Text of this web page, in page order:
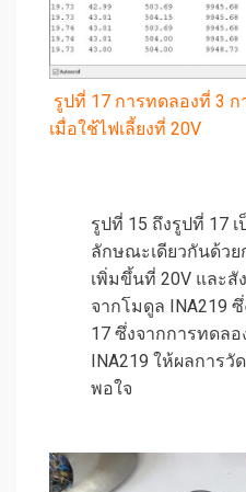
รูปที่ 17 การทดลองที่ 3 ก
เมื่อใช้ไฟเลี้ยงที่ 20V
รูปที่ 15 ถึงรูปที่ 17
ลักษณะเดียวกันด้วย
เพิ่มขึ้นที่ 20V และสั
จากโมดูล INA219
17 ซึ่งจากการทดล
INA219 ให้ผลการวั
พอใจ